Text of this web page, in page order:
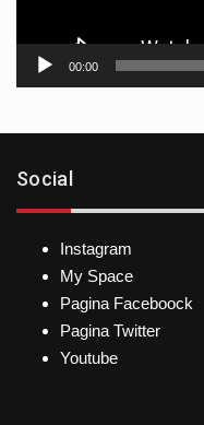
00:00
Social
Instagram
My Space
Pagina Faceboock
Pagina Twitter
Youtube